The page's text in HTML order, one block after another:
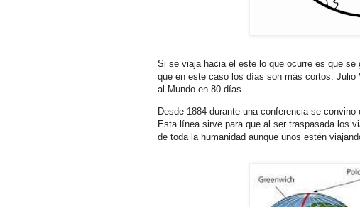
Si se viaja hacia el este lo que ocurre es que
que en este caso los días son más cortos. Julio
al Mundo en 80 días.
Desde 1884 durante una conferencia se
Esta línea sirve para que al ser traspasada los
de toda la humanidad aunque unos estén